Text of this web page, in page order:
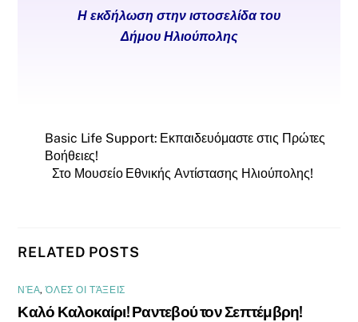
Η εκδήλωση στην ιστοσελίδα του
Δήμου Ηλιούπολης
Basic Life Support: Εκπαιδευόμαστε στις Πρώτες
Βοήθειες!
Στο Μουσείο Εθνικής Αντίστασης Ηλιούπολης!
RELATED POSTS
ΝΈΑ,ΌΛΕΣ ΟΙ ΤΆΞΕΙΣ
Καλό Καλοκαίρι! Ραντεβού τον Σεπτέμβρη!